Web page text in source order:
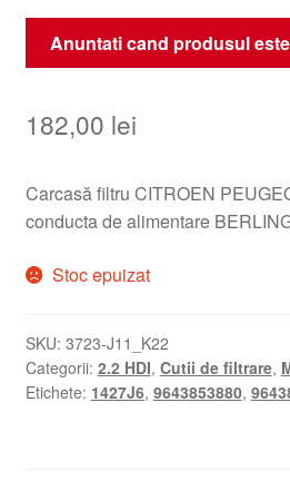
Anuntati cand produsul
182,00 lei
Carcasă filtru CITROEN
conducta de alimentare
Stoc epuizat
SKU: 3723-J11_K22
Categorii: 2.2 HDI, Cutii de filtrare,
Etichete: 1427J6, 9643853880,